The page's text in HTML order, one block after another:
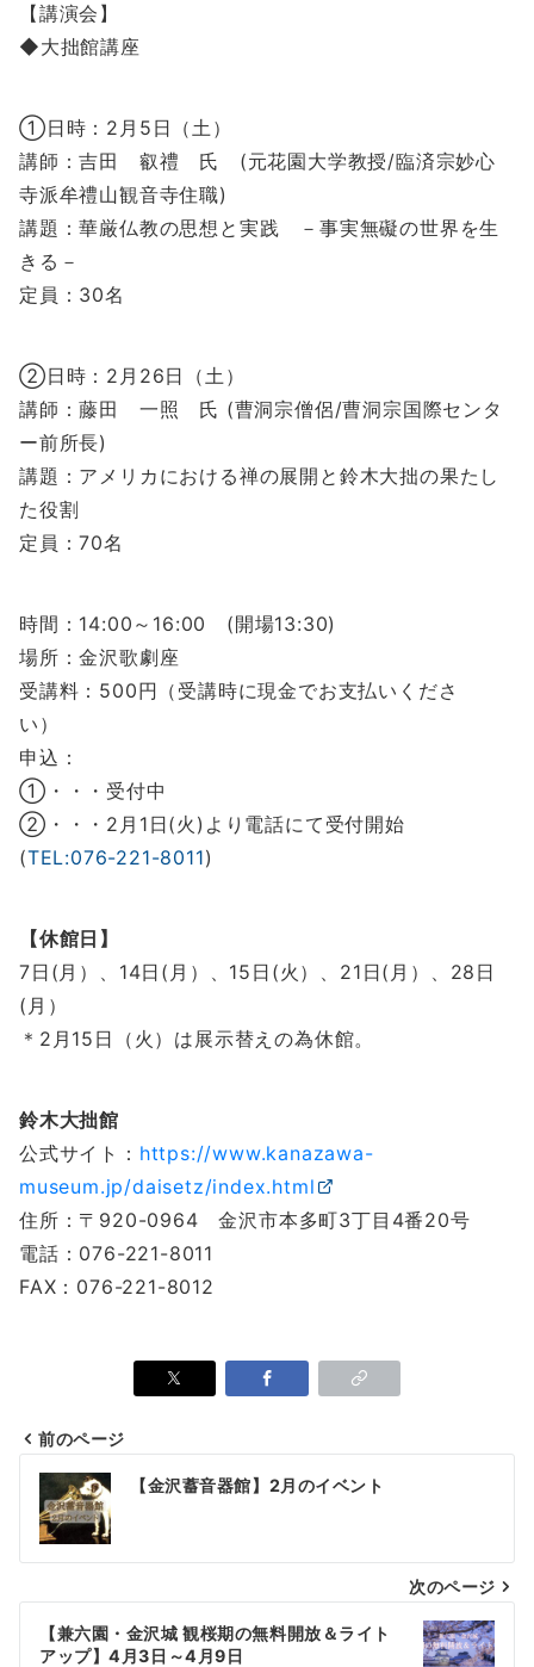
【講演会】
◆大拙館講座
①日時：2月5日（土）
講師：吉田 叡禮 氏 (元花園大学教授/臨済宗妙心
寺派牟禮山観音寺住職)
講題：華厳仏教の思想と実践 －事実無礙の世界を生
きる－
定員：30名
②日時：2月26日（土）
講師：藤田 一照 氏 (曹洞宗僧侶/曹洞宗国際センタ
ー前所長)
講題：アメリカにおける禅の展開と鈴木大拙の果たし
た役割
定員：70名
時間：14:00～16:00 (開場13:30)
場所：金沢歌劇座
受講料：500円（受講時に現金でお支払いくださ
い）
申込：
①・・・受付中
②・・・2月1日(火)より電話にて受付開始
(TEL:076-221-8011)
【休館日】
7日(月）、14日(月）、15日(火）、21日(月）、28日
(月）
＊2月15日（火）は展示替えの為休館。
鈴木大拙館
公式サイト： https://www.kanazawa-
museum.jp/daisetz/index.html
住所：〒920-0964 金沢市本多町3丁目4番20号
電話：076-221-8011
FAX：076-221-8012
投
稿
ナ
前のページ
【金沢蓄音器館】2月のイベント
次のページ
【兼六園・金沢城 観桜期の無料開放＆ライト
アップ】4月3日～4月9日